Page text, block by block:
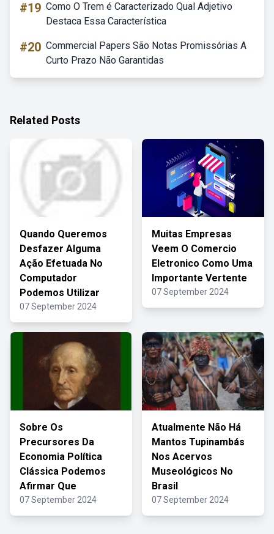
#19 Como O Trem é Caracterizado Qual Adjetivo
Destaca Essa Característica
#20 Commercial Papers São Notas Promissórias A
Curto Prazo Não Garantidas
Related Posts
Quando Queremos
Desfazer Alguma
Ação Efetuada No
Computador
Podemos Utilizar
07 September 2024
Muitas Empresas
Veem O Comercio
Eletronico Como Uma
Importante Vertente
07 September 2024
Sobre Os
Precursores Da
Economia Política
Clássica Podemos
Afirmar Que
07 September 2024
Atualmente Não Há
Mantos Tupinambás
Nos Acervos
Museológicos No
Brasil
07 September 2024